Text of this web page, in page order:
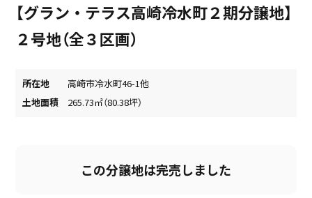
【グラン・テラス高崎冷水町２期分譲地】
２号地（全３区画）
所在地
高崎市冷水町46-1他
土地面積
265.73㎡（80.38坪）
この分譲地は完売しました